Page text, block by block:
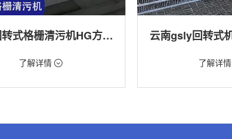
云南回转式格栅清污机HG方型-连续式自动清污优选设备
元/台了解详情
价格：1.66万/台
机
了解详情